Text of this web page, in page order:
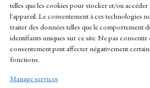
telles que les cookies pour stocker et/ou
l'appareil. Le consentement à ces technologies
traiter des données telles que le comportement
identifiants uniques sur ce site. Ne pas
consentement peut affecter négativement
fonctions.
Manage services
Links
Contact
Sitemap